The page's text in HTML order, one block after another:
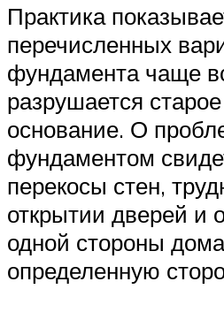
Практика
перечисленных
фундамента чаще
разрушается
основание. О
фундаментом
перекосы стен,
открытии дверей и
одной стороны
определенную